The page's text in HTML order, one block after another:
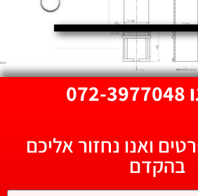
ואנו נחזור אליכם
בהקדם